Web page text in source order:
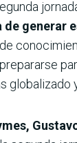
generar
globalizado